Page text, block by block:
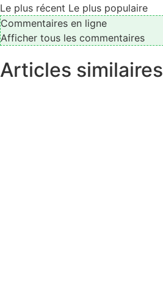
Le plus récent Le plus populaire
Commentaires en ligne
Afficher tous les commentaires
Articles similaires